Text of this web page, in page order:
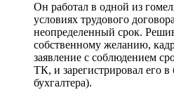
Он работал в одной из
условиях трудового
неопределенный срок.
собственному желанию,
заявление с соблюдением
ТК, и зарегистрировал его в
бухгалтера).